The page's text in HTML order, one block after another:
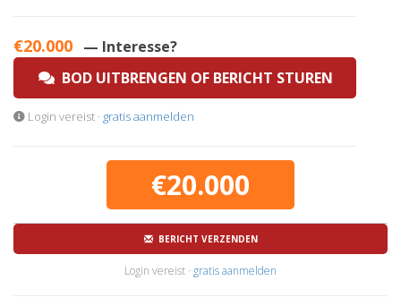
€20.000 — Interesse?
BOD UITBRENGEN OF BERICHT STUREN
Login vereist · gratis aanmelden
€20.000
BERICHT VERZENDEN
Login vereist · gratis aanmelden